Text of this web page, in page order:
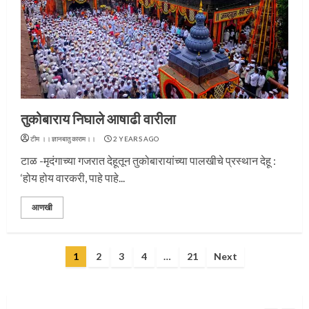
तुकोबाराय निघाले आषाढी वारीला
टीम ।।ज्ञानबातुकाराम।। 2 YEARS AGO
टाळ -मृदंगाच्या गजरात देहूतून तुकोबारायांच्या पालखीचे प्रस्थान देहू :
‘होय होय वारकरी, पाहे पाहे...
आणखी
1 2 3 4 … 21 Next
3
प्रस्थान सोहळ्यासाठी आळंदी सज्ज